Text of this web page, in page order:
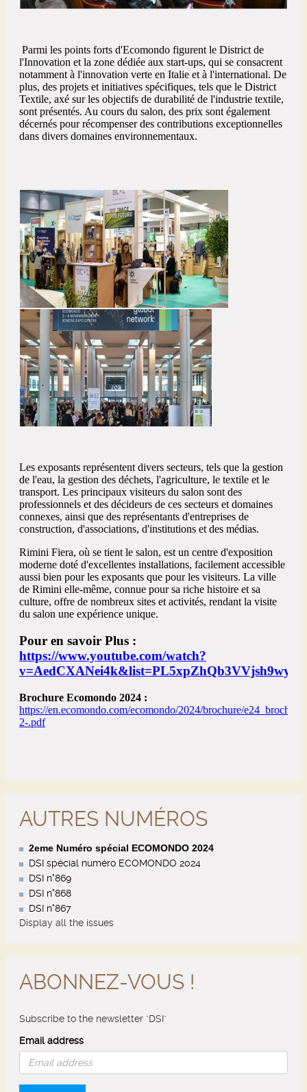
AUTRES NUMÉROS
2eme Numéro spécial ECOMONDO 2024
DSI spécial numéro ECOMONDO 2024
DSI n°869
DSI n°868
DSI n°867
Display all the issues
ABONNEZ-VOUS !
Subscribe to the newsletter "DSI"
Email address